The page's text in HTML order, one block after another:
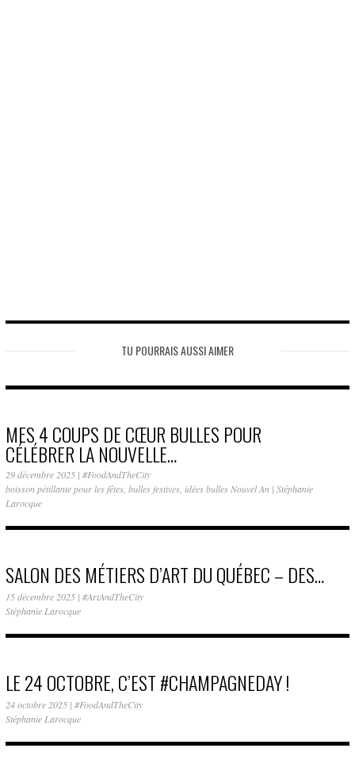
TU POURRAIS AUSSI AIMER
MES 4 COUPS DE CŒUR BULLES POUR
CÉLÉBRER LA NOUVELLE…
29 décembre 2025 | #FoodAndTheCity
boisson pétillante pour les fêtes, bulles festives, idées bulles Nouvel An | Stéphanie
Larocque
SALON DES MÉTIERS D’ART DU QUÉBEC – DES…
15 décembre 2025 | #ArtAndTheCity
Stéphanie Larocque
LE 24 OCTOBRE, C’EST #CHAMPAGNEDAY !
24 octobre 2025 | #FoodAndTheCity
Stéphanie Larocque